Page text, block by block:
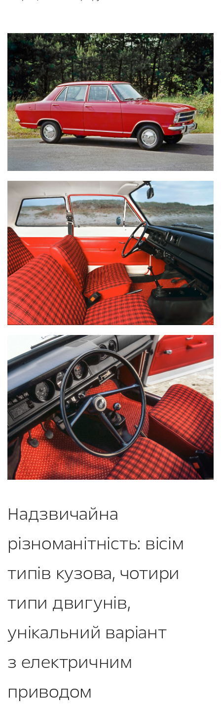
Надзвичайна
різноманітність: вісім
типів кузова, чотири
типи двигунів,
унікальний варіант
з електричним
приводом